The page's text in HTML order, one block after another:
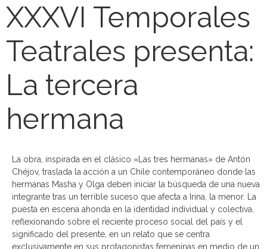
XXXVI Temporales
Teatrales presenta:
La tercera
hermana
La obra, inspirada en el clásico «Las tres hermanas» de Antón
Chéjov, traslada la acción a un Chile contemporáneo donde las
hermanas Masha y Olga deben iniciar la búsqueda de una nueva
integrante tras un terrible suceso que afecta a Irina, la menor. La
puesta en escena ahonda en la identidad individual y colectiva,
reflexionando sobre el reciente proceso social del país y el
significado del presente, en un relato que se centra
exclusivamente en sus protagonistas femeninas en medio de un